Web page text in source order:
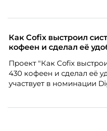
Как Cofix выстроил
кофеен и сделал её
Проект "Как Cofix
430 кофеен и сделал её
участвует в номинации